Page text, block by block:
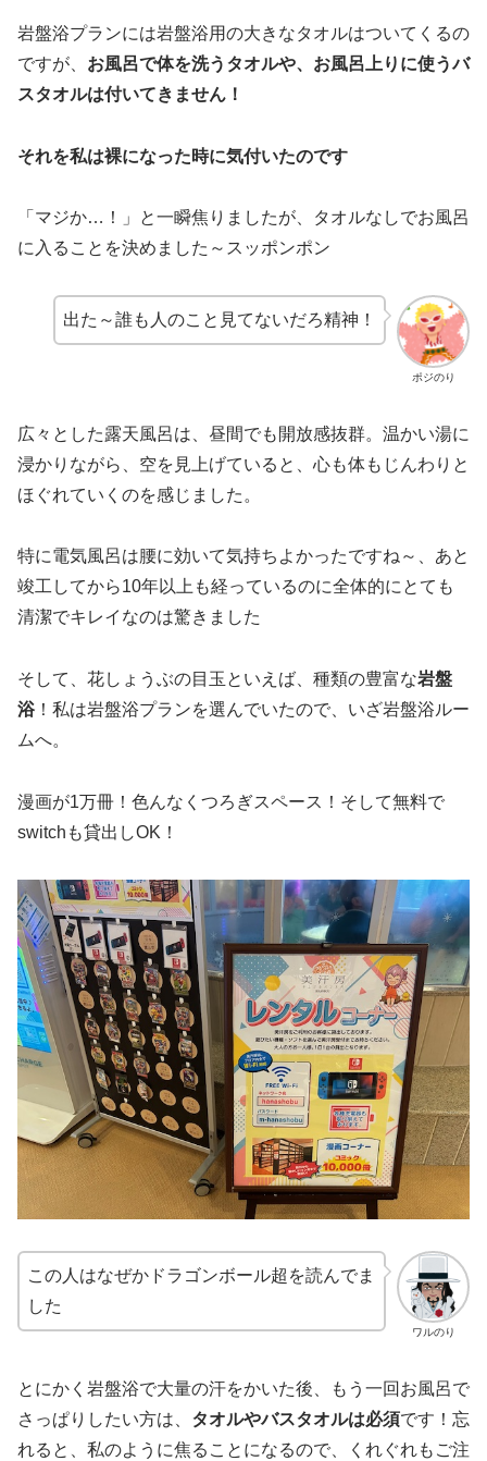
岩盤浴プランには岩盤浴用の大きなタオルはついてくるの
ですが、 お風呂で体を洗うタオルや、お風呂上りに使うバ
スタオルは付いてきません！
それを私は裸になった時に気付いたのです
「マジか…！」と一瞬焦りましたが、タオルなしでお風呂
に入ることを決めました～スッポンポン
ポジのり
出た～誰も人のこと見てないだろ精神！
広々とした露天風呂は、昼間でも開放感抜群。温かい湯に
浸かりながら、空を見上げていると、心も体もじんわりと
ほぐれていくのを感じました。
特に電気風呂は腰に効いて気持ちよかったですね～、あと
竣工してから10年以上も経っているのに全体的にとても
清潔でキレイなのは驚きました
そして、花しょうぶの目玉といえば、種類の豊富な岩盤
浴 ！私は岩盤浴プランを選んでいたので、いざ岩盤浴ルー
ムへ。
漫画が1万冊！色んなくつろぎスペース！そして無料で
switchも貸出しOK！
ワルのり
この人はなぜかドラゴンボール超を読んでま
した
とにかく岩盤浴で大量の汗をかいた後、もう一回お風呂で
さっぱりしたい方は、 タオルやバスタオルは必須です！忘
れると、私のように焦ることになるので、くれぐれもご注